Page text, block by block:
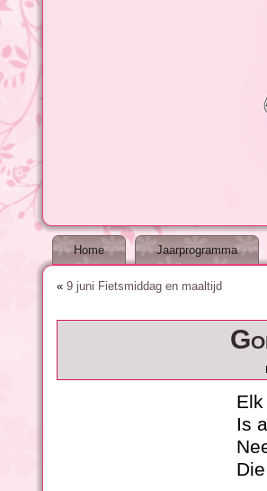
Home Jaarprogramma
« 9 juni Fietsmiddag en maaltijd
Is